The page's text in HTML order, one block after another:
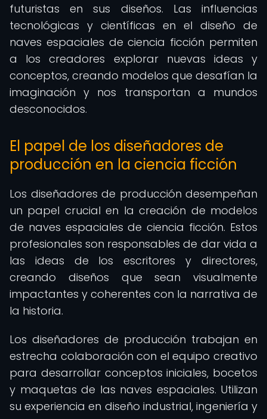
futuristas en sus diseños. Las influencias
tecnológicas y científicas en el diseño de
naves espaciales de ciencia ficción permiten
a los creadores explorar nuevas ideas y
conceptos, creando modelos que desafían la
imaginación y nos transportan a mundos
desconocidos.
El papel de los diseñadores de
producción en la ciencia ficción
Los diseñadores de producción desempeñan
un papel crucial en la creación de modelos
de naves espaciales de ciencia ficción. Estos
profesionales son responsables de dar vida a
las ideas de los escritores y directores,
creando diseños que sean visualmente
impactantes y coherentes con la narrativa de
la historia.
Los diseñadores de producción trabajan en
estrecha colaboración con el equipo creativo
para desarrollar conceptos iniciales, bocetos
y maquetas de las naves espaciales. Utilizan
su experiencia en diseño industrial, ingeniería y